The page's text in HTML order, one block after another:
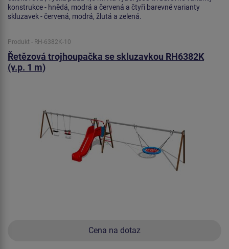
konstrukce - hnědá, modrá a červená a čtyři barevné varianty
skluzavek - červená, modrá, žlutá a zelená.
Produkt - RH-6382K-10
Řetězová trojhoupačka se skluzavkou RH6382K
(v.p. 1 m)
Cena na dotaz